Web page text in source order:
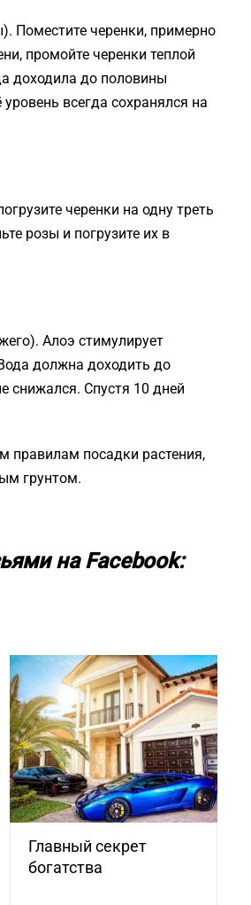
Поместите черенки, примерно
промойте черенки теплой
доходила до половины
всегда сохранялся на
черенки на одну треть
розы и погрузите их в
Алоэ стимулирует
должна доходить до
снижался. Спустя 10 дней
правилам посадки растения,
грунтом.
на Facebook:
Главный секрет
богатства